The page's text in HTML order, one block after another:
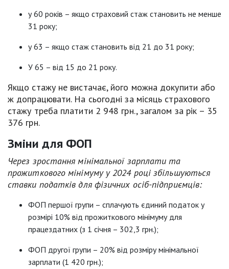
у 60 років – якщо страховий стаж становить не менше
31 року;
у 63 – якщо стаж становить від 21 до 31 року;
У 65 – від 15 до 21 року.
Якщо стажу не вистачає, його можна докупити або
ж допрацювати. На сьогодні за місяць страхового
стажу треба платити 2 948 грн., загалом за рік – 35
376 грн.
Зміни для ФОП
Через зростання мінімальної зарплати та
прожиткового мінімуму у 2024 році збільшуються
ставки податків для фізичних осіб-підприємців:
ФОП першої групи – сплачують єдиний податок у
розмірі 10% від прожиткового мінімуму для
працездатних (з 1 січня – 302,3 грн.);
ФОП другої групи – 20% від розміру мінімальної
зарплати (1 420 грн.);